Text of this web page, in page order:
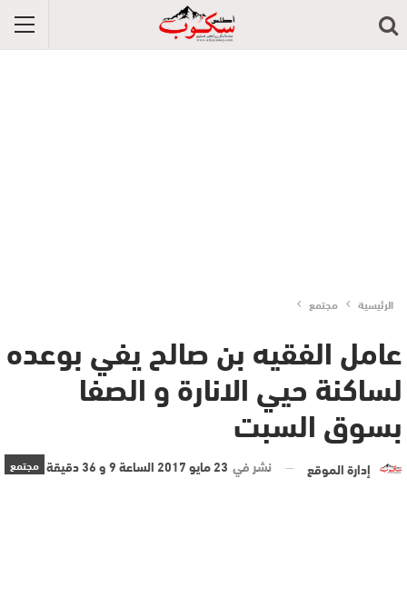
الرئيسية مجتمع
عامل الفقيه بن صالح يفي بوعده
لساكنة حيي الانارة و الصفا
بسوق السبت
مجتمع إدارة الموقع نشر في 23 مايو 2017 الساعة 9 و 36 دقيقة